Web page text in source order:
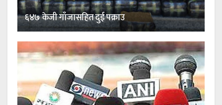
६४७ केजी गाँजासहित दुई पक्राउ